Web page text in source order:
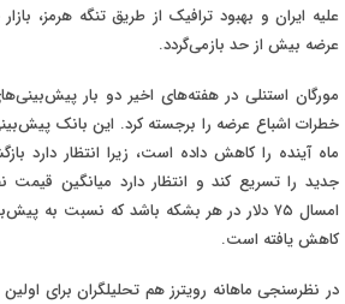
علیه ایران و بهبود ترافیک از طریق تنگه هرمز،
عرضه بیش از حد بازمی‌گردد.
مورگان استنلی در هفته‌های اخیر دو بار
ماه آینده را کاهش داده است، زیرا انتظار دارد
جدید را تسریع کند و انتظار دارد میانگین
کاهش یافته است.
در نظرسنجی ماهانه رویترز هم تحلیلگران برای